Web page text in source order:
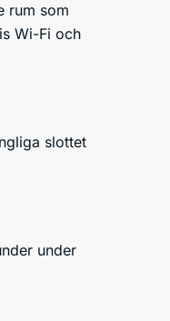
rum som
Wi-Fi och
slottet
under